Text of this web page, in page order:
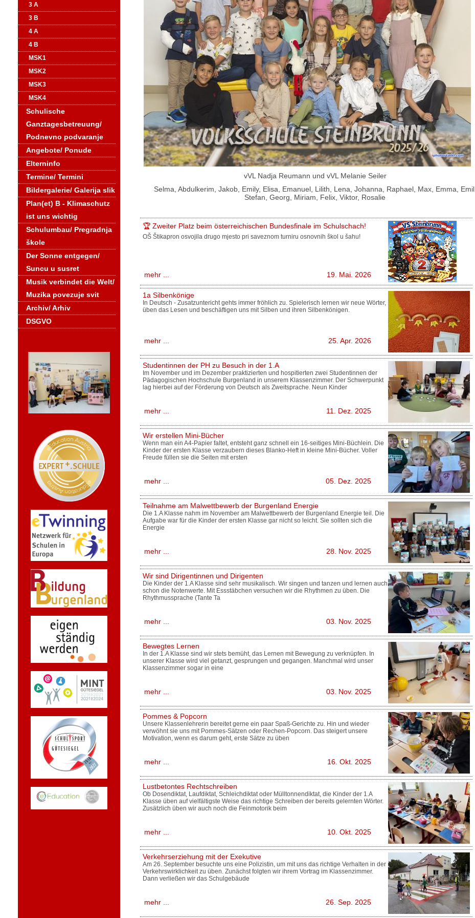
3 A
3 B
4 A
4 B
MSK1
MSK2
MSK3
MSK4
Schulische
Ganztagesbetreuung/
Podnevno podvaranje
Angebote/ Ponude
Elterninfo
Termine/ Termini
Bildergalerie/ Galerija slik
Plan(et) B - Klimaschutz
ist uns wichtig
Schulumbau/ Pregradnja
škole
Der Sonne entgegen/
Suncu u susret
Musik verbindet die Welt/
Muzika povezuje svit
Archiv/ Arhiv
DSGVO
vVL Nadja Reumann und vVL Melanie Seiler
Selma, Abdulkerim, Jakob, Emily, Elisa, Emanuel, Lilith, Lena, Johanna, Raphael, Max, Emma, Emil,
Stefan, Georg, Miriam, Felix, Viktor, Rosalie
🏆 Zweiter Platz beim österreichischen Bundesfinale im Schulschach!
OŠ Štikapron osvojila drugo mjesto pri saveznom turniru osnovnih škol u šahu!
mehr ... 19. Mai. 2026
1a Silbenkönige
In Deutsch - Zusatzuntericht gehts immer fröhlich zu. Spielerisch lernen wir neue Wörter,
üben das Lesen und beschäftigen uns mit Silben und ihren Silbenkönigen.
mehr ... 25. Apr. 2026
Studentinnen der PH zu Besuch in der 1.A
Im November und im Dezember praktizierten und hospitierten zwei Studentinnen der
Pädagogischen Hochschule Burgenland in unserem Klassenzimmer. Der Schwerpunkt
lag hierbei auf der Förderung von Deutsch als Zweitsprache. Neun Kinder
mehr ... 11. Dez. 2025
Wir erstellen Mini-Bücher
Wenn man ein A4-Papier faltet, entsteht ganz schnell ein 16-seitiges Mini-Büchlein. Die
Kinder der ersten Klasse verzaubern dieses Blanko-Heft in kleine Mini-Bücher. Voller
Freude füllen sie die Seiten mit ersten
mehr ... 05. Dez. 2025
Teilnahme am Malwettbewerb der Burgenland Energie
Die 1.A Klasse nahm im November am Malwettbewerb der Burgenland Energie teil. Die
Aufgabe war für die Kinder der ersten Klasse gar nicht so leicht. Sie sollten sich die
Energie
mehr ... 28. Nov. 2025
Wir sind Dirigentinnen und Dirigenten
Die Kinder der 1.A Klasse sind sehr musikalisch. Wir singen und tanzen und lernen auch
schon die Notenwerte. Mit Essstäbchen versuchen wir die Rhythmen zu üben. Die
Rhythmussprache (Tante Ta
mehr ... 03. Nov. 2025
Bewegtes Lernen
In der 1.A Klasse sind wir stets bemüht, das Lernen mit Bewegung zu verknüpfen. In
unserer Klasse wird viel getanzt, gesprungen und gegangen. Manchmal wird unser
Klassenzimmer sogar in eine
mehr ... 03. Nov. 2025
Pommes & Popcorn
Unsere Klassenlehrerin bereitet gerne ein paar Spaß-Gerichte zu. Hin und wieder
verwöhnt sie uns mit Pommes-Sätzen oder Rechen-Popcorn. Das steigert unsere
Motivation, wenn es darum geht, erste Sätze zu üben
mehr ... 16. Okt. 2025
Lustbetontes Rechtschreiben
Ob Dosendiktat, Laufdiktat, Schleichdiktat oder Mülltonnendiktat, die Kinder der 1.A
Klasse üben auf vielfältigste Weise das richtige Schreiben der bereits gelernten Wörter.
Zusätzlich üben wir auch noch die Feinmotorik beim
mehr ... 10. Okt. 2025
Verkehrserziehung mit der Exekutive
Am 26. September besuchte uns eine Polizistin, um mit uns das richtige Verhalten in der
Verkehrswirklichkeit zu üben. Zunächst folgten wir ihrem Vortrag im Klassenzimmer.
Dann verließen wir das Schulgebäude
mehr ... 26. Sep. 2025